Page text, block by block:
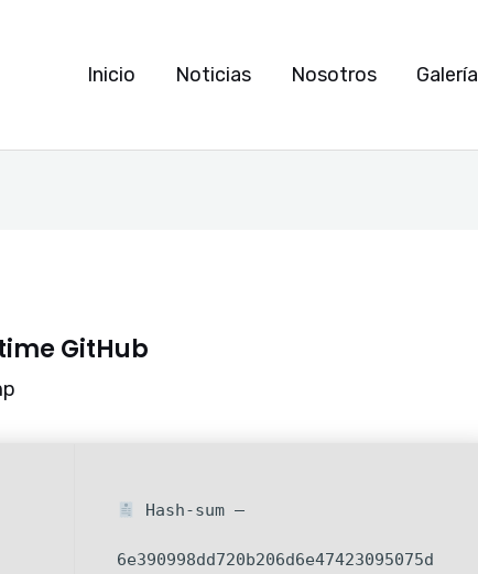
Inicio Noticias Nosotros Galería
GitHub
Hash-sum —
6e390998dd720b206d6e47423095075d